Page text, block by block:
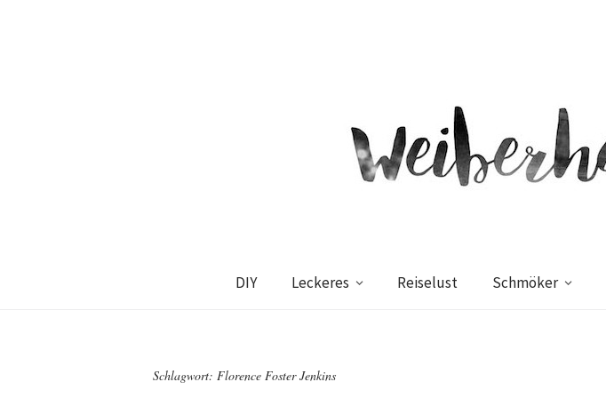
DIY Leckeres Reiselust Schmöker
Schlagwort: Florence Foster Jenkins